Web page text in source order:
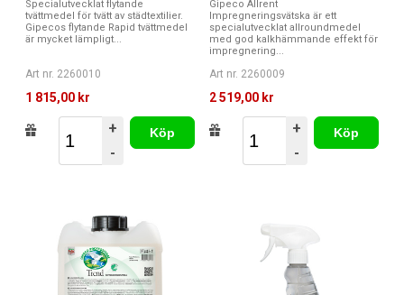
Specialutvecklat flytande
tvättmedel för tvätt av städtextilier.
Gipecos flytande Rapid tvättmedel
är mycket lämpligt...
Art nr. 2260010
1 815,00 kr
+
-
Köp
Gipeco Allrent
Impregneringsvätska är ett
specialutvecklat allroundmedel
med god kalkhämmande effekt för
impregnering...
Art nr. 2260009
2 519,00 kr
+
-
Köp